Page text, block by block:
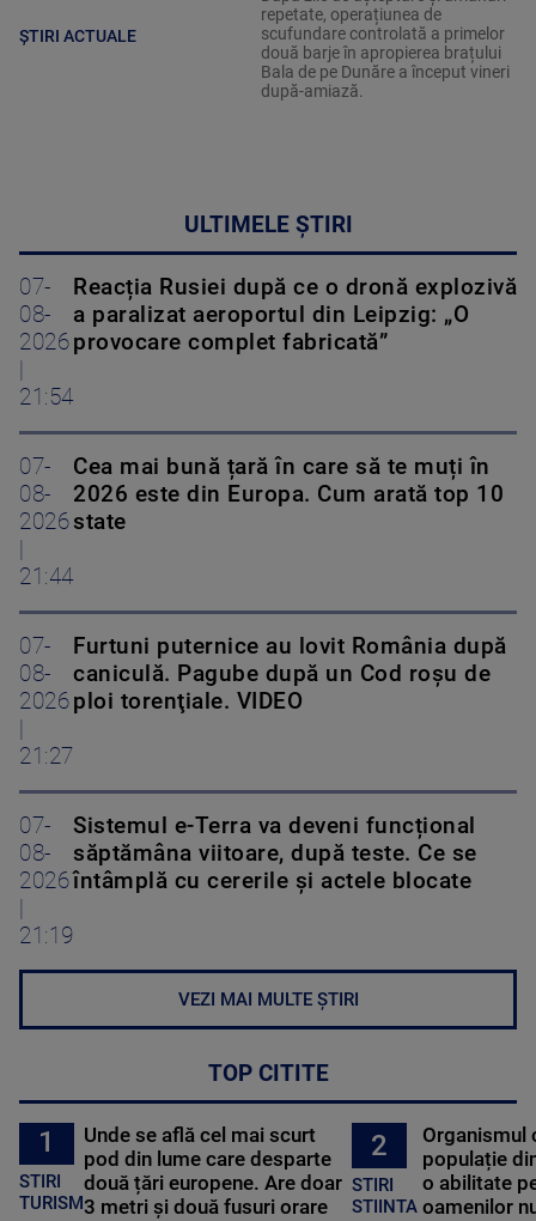
ȘTIRI ACTUALE
repetate, operațiunea de
scufundare controlată a primelor
două barje în apropierea brațului
Bala de pe Dunăre a început vineri
după-amiază.
ULTIMELE ȘTIRI
07-
08-
2026
21:54
Reacția Rusiei după ce o dronă explozivă
a paralizat aeroportul din Leipzig: „O
provocare complet fabricată”
07-
08-
2026
21:44
Cea mai bună țară în care să te muți în
2026 este din Europa. Cum arată top 10
state
07-
08-
2026
21:27
Furtuni puternice au lovit România după
caniculă. Pagube după un Cod roşu de
ploi torenţiale. VIDEO
07-
08-
2026
21:19
Sistemul e-Terra va deveni funcțional
săptămâna viitoare, după teste. Ce se
întâmplă cu cererile și actele blocate
VEZI MAI MULTE ȘTIRI
TOP CITITE
1
STIRI
TURISM
Unde se află cel mai scurt
pod din lume care desparte
două țări europene. Are doar
3 metri și două fusuri orare
2
STIRI
STIINTA
Organismul
populație
o abilitate
oamenilor